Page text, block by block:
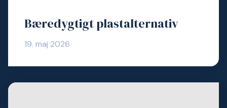
Bæredygtigt plastalternativ
19. maj 2026